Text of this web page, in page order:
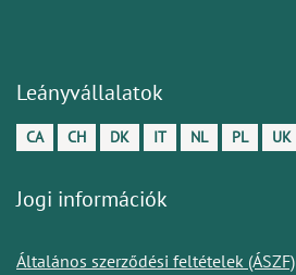
Leányvállalatok
CA CH DK IT NL PL UK
Jogi információk
Általános szerződési feltételek (ÁSZF)